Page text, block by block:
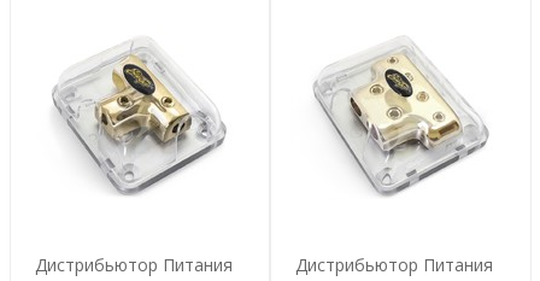
Дистрибьютор Питания
Дистрибьютор Питания